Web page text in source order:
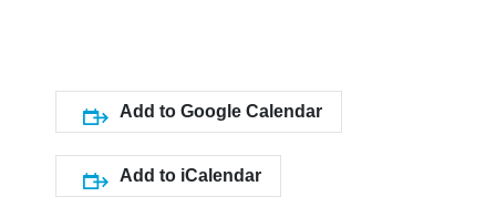
Add to Google Calendar
Add to iCalendar